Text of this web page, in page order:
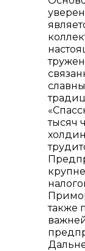
тысяч
также